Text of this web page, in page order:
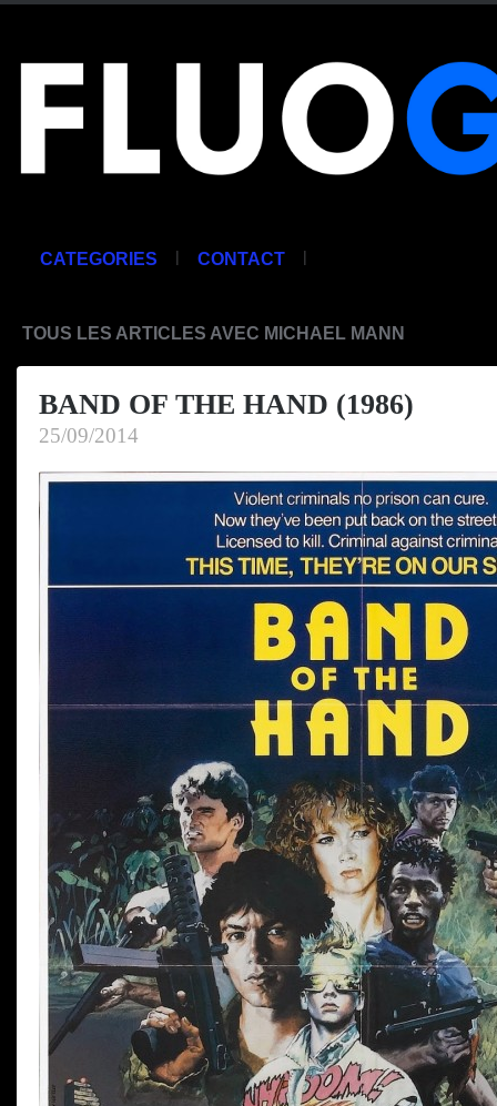
CATEGORIES | CONTACT |
TOUS LES ARTICLES AVEC MICHAEL MANN
BAND OF THE HAND (1986)
25/09/2014